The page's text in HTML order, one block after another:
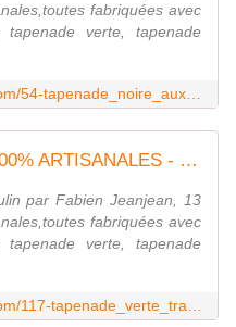
fabriquées avec
verte, tapenade
Nos Tapenades et olives 100% ARTISANALES - OLIVERAIE JEANJEAN - MOULIN DES COSTIERES NIMES
par Fabien Jeanjean, 13
fabriquées avec
verte, tapenade